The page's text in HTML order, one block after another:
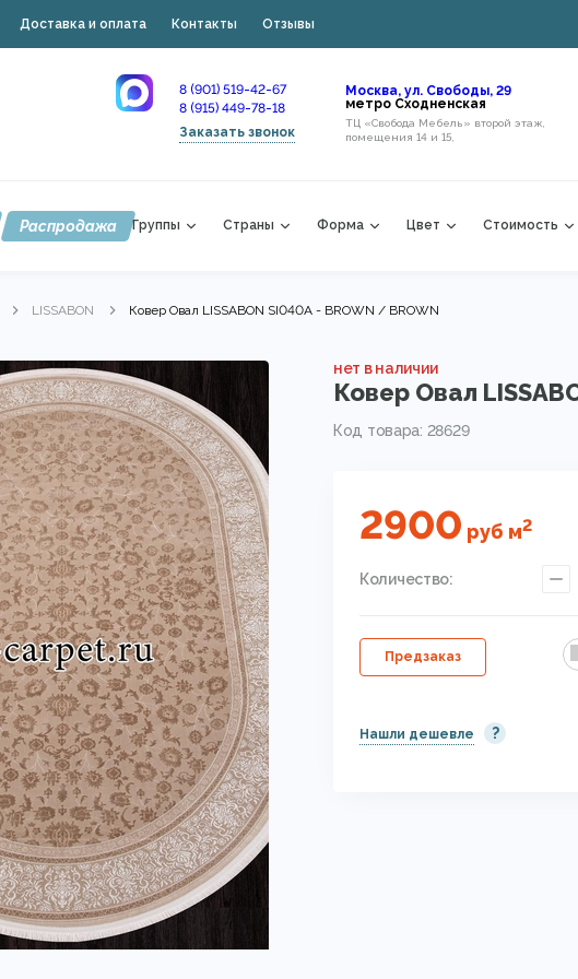
Доставка и оплата Контакты Отзывы
8 (901) 519-42-67
8 (915) 449-78-18
Заказать звонок
Москва, ул. Свободы, 29
метро Сходненская
ТЦ «Свобода Мебель» второй этаж,
помещения 14 и 15,
Распродажа Группы Страны Форма Цвет Стоимость
LISSABON Ковер Овал LISSABON SI040A - BROWN / BROWN
нет в наличии
Ковер Овал
Код товара: 28629
2900 руб м2
Количество:
Предзаказ
Нашли дешевле ?